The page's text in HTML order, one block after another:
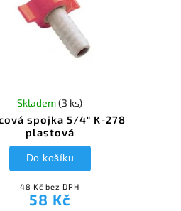
spojka 5/4" K-278
plastová
Skladem(3 ks)
48 Kč bez DPH
58 Kč
Do košíku